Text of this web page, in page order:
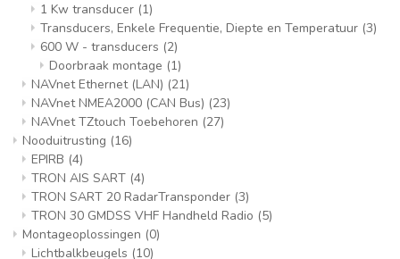
1 Kw transducer (1)
Transducers, Enkele Frequentie, Diepte en Temperatuur (3)
600 W - transducers (2)
Doorbraak montage (1)
NAVnet Ethernet (LAN) (21)
NAVnet NMEA2000 (CAN Bus) (23)
NAVnet TZtouch Toebehoren (27)
Nooduitrusting (16)
EPIRB (4)
TRON AIS SART (4)
TRON SART 20 RadarTransponder (3)
TRON 30 GMDSS VHF Handheld Radio (5)
Montageoplossingen (0)
Lichtbalkbeugels (10)